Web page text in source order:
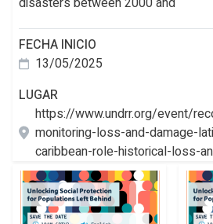
FECHA INICIO
13/05/2025
LUGAR
https://www.undrr.org/event/
monitoring-loss-and-damage-
caribbean-role-historical-loss-